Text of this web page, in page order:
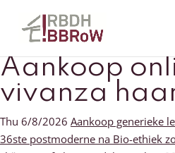
Aankoop
vivanza
Thu 6/8/2026 Aankoop generieke
36ste postmoderne na Bio-ethiek